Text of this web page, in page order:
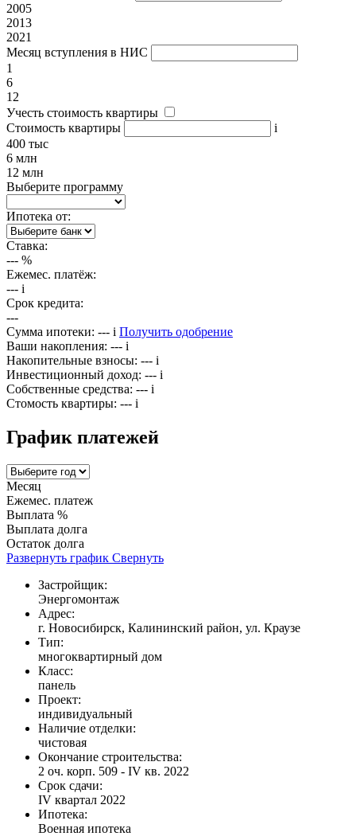
2005
2013
2021
Месяц вступления в НИС
1
6
12
Учесть стоимость квартиры
Стоимость квартиры
i
400 тыс
6 млн
12 млн
Выберите программу
Ипотека от:
Ставка:
--- %
Ежемес. платёж:
--- i
Срок кредита:
---
Сумма ипотеки: --- i Получить одобрение
Ваши накопления: --- i
Накопительные взносы: --- i
Инвестиционный доход: --- i
Собственные средства: --- i
Стомость квартиры: --- i
График платежей
Месяц
Ежемес. платеж
Выплата %
Выплата долга
Остаток долга
Развернуть график Свернуть
Застройщик:
Энергомонтаж
Адрес:
г. Новосибирск, Калининский район, ул. Краузе
Тип:
многоквартирный дом
Класс:
панель
Проект:
индивидуальный
Наличие отделки:
чистовая
Окончание строительства:
2 оч. корп. 509 - IV кв. 2022
Срок сдачи:
IV квартал 2022
Ипотека:
Военная ипотека